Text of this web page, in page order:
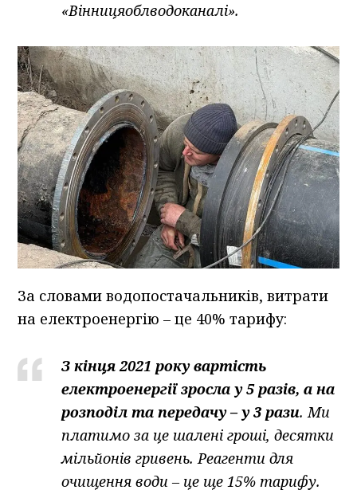
«Вінницяоблводоканалі».
За словами водопостачальників, витрати
на електроенергію – це 40% тарифу:
З кінця 2021 року вартість
електроенергії зросла у 5 разів, а на
розподіл та передачу – у 3 рази. Ми
платимо за це шалені гроші, десятки
мільйонів гривень. Реагенти для
очищення води – це ще 15% тарифу.